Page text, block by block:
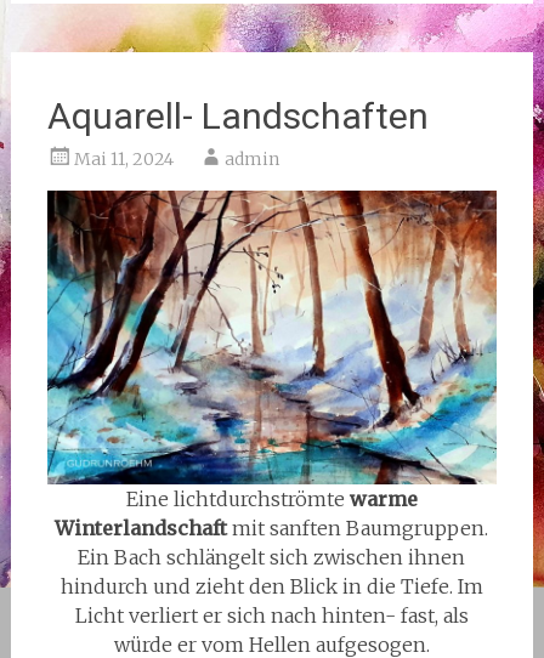
Aquarell- Landschaften
Mai 11, 2024 admin
Eine lichtdurchströmte warme
Winterlandschaftmit sanften Baumgruppen.
Ein Bach schlängelt sich zwischen ihnen
hindurch und zieht den Blick in die Tiefe. Im
Licht verliert er sich nach hinten- fast, als
würde er vom Hellen aufgesogen.